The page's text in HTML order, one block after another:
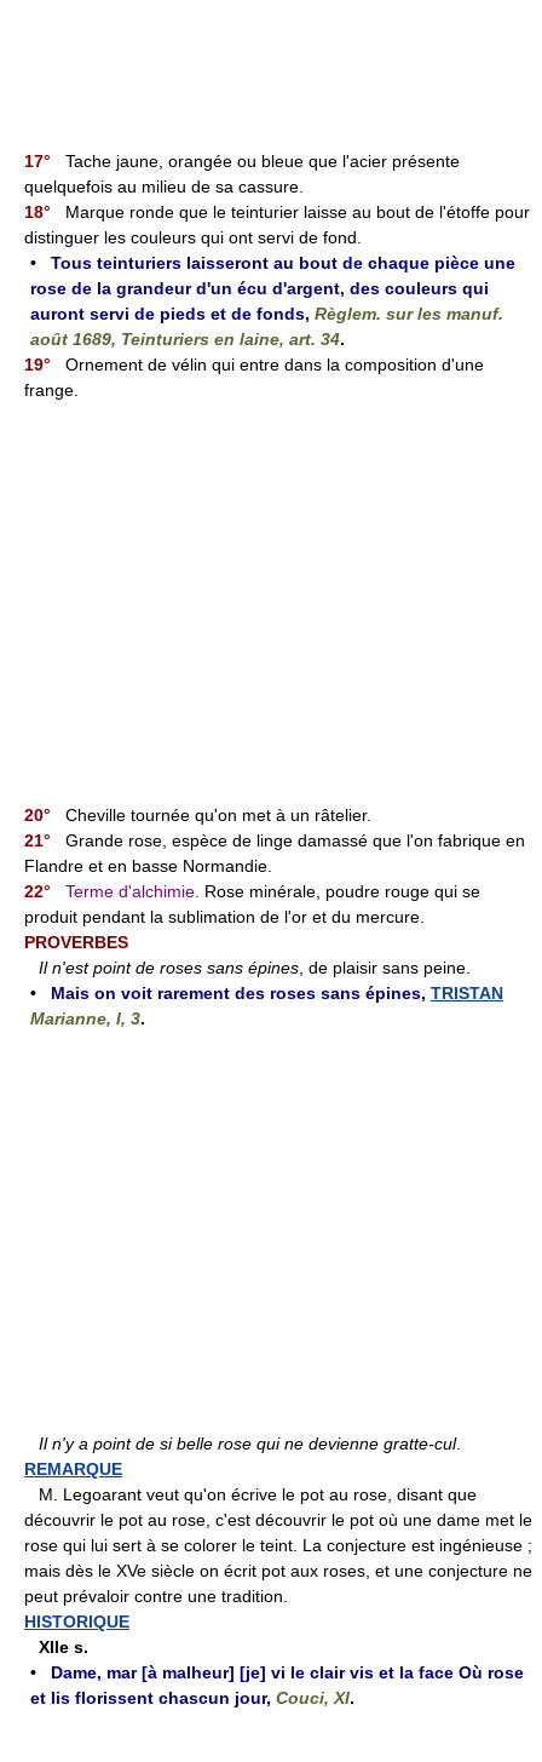
17° Tache jaune, orangée ou bleue que l'acier présente
quelquefois au milieu de sa cassure.
18° Marque ronde que le teinturier laisse au bout de l'étoffe pour
distinguer les couleurs qui ont servi de fond.
• Tous teinturiers laisseront au bout de chaque pièce une
rose de la grandeur d'un écu d'argent, des couleurs qui
auront servi de pieds et de fonds, Règlem. sur les manuf.
août 1689, Teinturiers en laine, art. 34.
19° Ornement de vélin qui entre dans la composition d'une
frange.
20° Cheville tournée qu'on met à un râtelier.
21° Grande rose, espèce de linge damassé que l'on fabrique en
Flandre et en basse Normandie.
22°
Terme d'alchimie. Rose minérale, poudre rouge qui se
produit pendant la sublimation de l'or et du mercure.
PROVERBES
Il n'est point de roses sans épines , de plaisir sans peine.
• Mais on voit rarement des roses sans épines, TRISTAN
Marianne, I, 3.
Il n'y a point de si belle rose qui ne devienne gratte-cul.
REMARQUE
M. Legoarant veut qu'on écrive le pot au rose, disant que
découvrir le pot au rose, c'est découvrir le pot où une dame met le
rose qui lui sert à se colorer le teint. La conjecture est ingénieuse ;
mais dès le XVe siècle on écrit pot aux roses, et une conjecture ne
peut prévaloir contre une tradition.
HISTORIQUE
XIIe s.
• Dame, mar [à malheur] [je] vi le clair vis et la face Où rose
et lis florissent chascun jour, Couci, XI.